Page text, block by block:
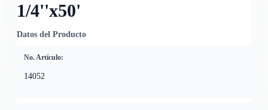
1/4''x50'
Datos del Producto
No. Artículo:
14052